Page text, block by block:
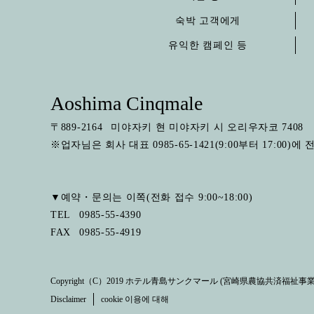
숙박 고객에게
유익한 캠페인 등
Aoshima Cinqmale
〒 889-2164
미야자키 현 미야자키 시 오리우자코 7408
※업자님은 회사 대표 0985-65-1421(9:00부터 17:00)에
▼예약・문의는 이쪽(전화 접수 9:00~18:00)
TEL
0985-55-4390
FAX
0985-55-4919
Copyright（C）2019 ホテル青島サンクマール (宮崎県農協共済福祉事
Disclaimer
cookie 이용에 대해